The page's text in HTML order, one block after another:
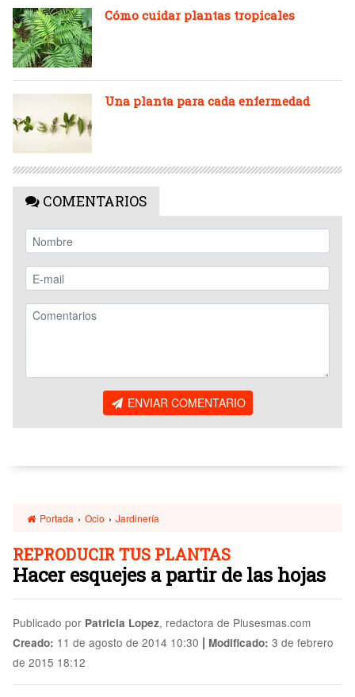
Cómo cuidar plantas tropicales
Una planta para cada enfermedad
COMENTARIOS
ENVIAR COMENTARIO
Portada › Ocio › Jardinería
REPRODUCIR TUS PLANTAS
Hacer esquejes a partir de las hojas
Publicado por Patricia Lopez, redactora de Plusesmas.com
Creado: 11 de agosto de 2014 10:30 | Modificado: 3 de febrero
de 2015 18:12